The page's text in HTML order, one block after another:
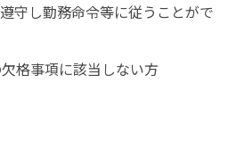
守し勤務命令等に従うことがで
格事項に該当しない方